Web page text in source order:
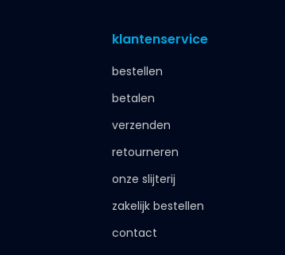
klantenservice
bestellen
betalen
verzenden
retourneren
onze slijterij
zakelijk bestellen
contact